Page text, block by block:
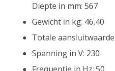
Diepte in mm: 567
Gewicht in kg: 46,40
Totale aansluitwaarde
Spanning in V: 230